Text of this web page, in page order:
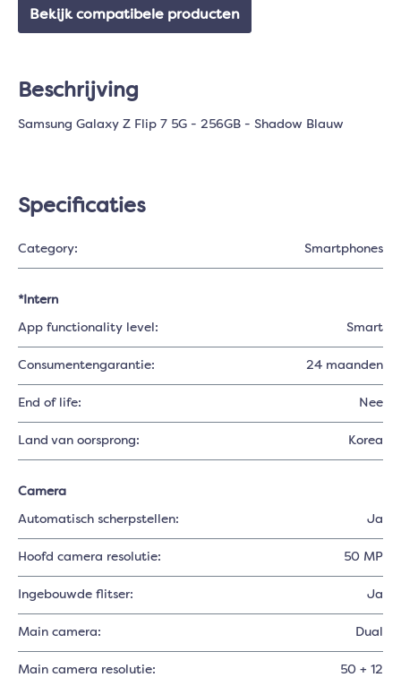
Bekijk compatibele producten
Beschrijving
Samsung Galaxy Z Flip 7 5G - 256GB - Shadow Blauw
Specificaties
Category: Smartphones
*Intern
App functionality level: Smart
Consumentengarantie: 24 maanden
End of life: Nee
Land van oorsprong: Korea
Camera
Automatisch scherpstellen: Ja
Hoofd camera resolutie: 50 MP
Ingebouwde flitser: Ja
Main camera: Dual
Main camera resolutie: 50 + 12